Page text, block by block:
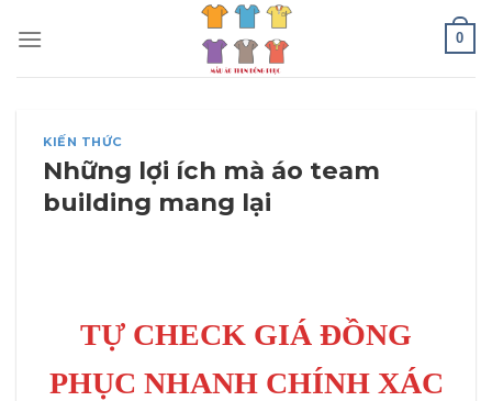
0
KIẾN THỨC
Những lợi ích mà áo team
building mang lại
TỰ CHECK GIÁ ĐỒNG
PHỤC NHANH CHÍNH XÁC